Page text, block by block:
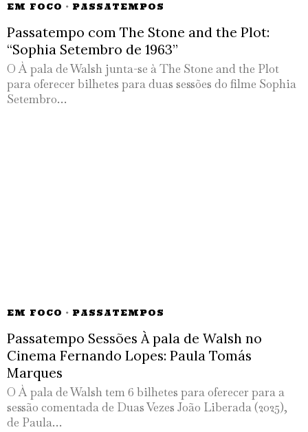
EM FOCO · PASSATEMPOS
Passatempo com The Stone and the Plot:
“Sophia Setembro de 1963”
O À pala de Walsh junta-se à The Stone and the Plot
para oferecer bilhetes para duas sessões do filme Sophia
Setembro…
EM FOCO · PASSATEMPOS
Passatempo Sessões À pala de Walsh no
Cinema Fernando Lopes: Paula Tomás
Marques
O À pala de Walsh tem 6 bilhetes para oferecer para a
sessão comentada de Duas Vezes João Liberada (2025),
de Paula…